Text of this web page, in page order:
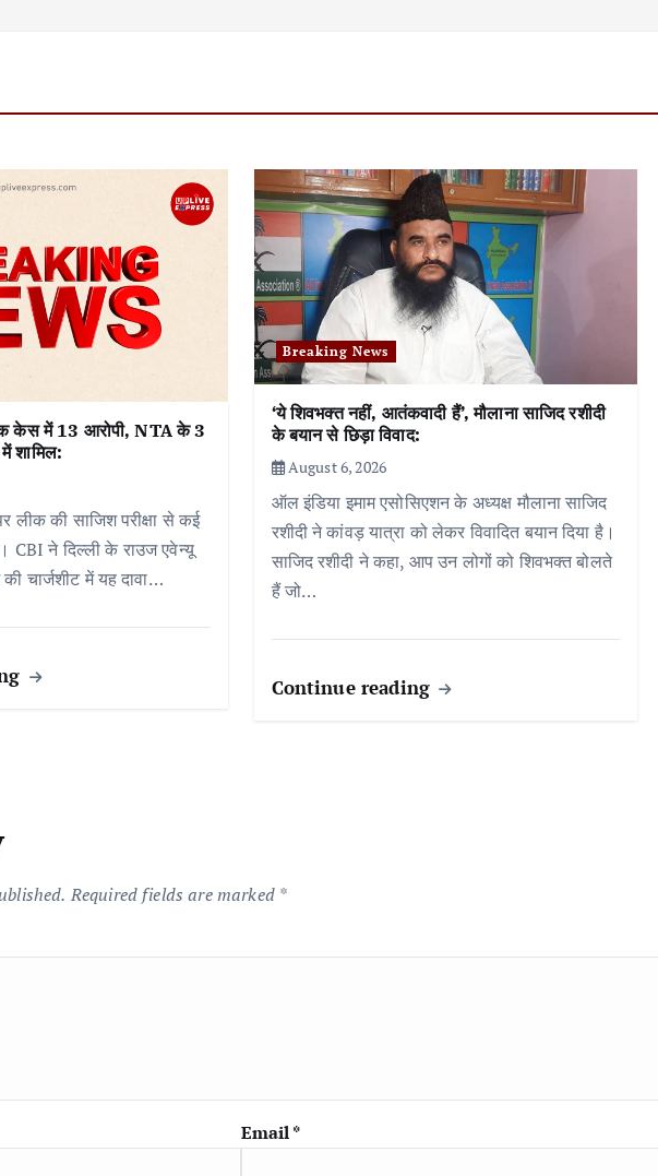
केस में 13 आरोपी, NTA के 3
शामिल:
लीक की साजिश परीक्षा से कई
CBI ने दिल्ली के राउज एवेन्यू
चार्जशीट में यह दावा…
Breaking News
‘ये शिवभक्त नहीं, आतंकवादी हैं’, मौलाना साजिद रशीदी
के बयान से छिड़ा विवाद:
August 6, 2026
ऑल इंडिया इमाम एसोसिएशन के अध्यक्ष मौलाना साजिद
रशीदी ने कांवड़ यात्रा को लेकर विवादित बयान दिया है।
साजिद रशीदी ने कहा, आप उन लोगों को शिवभक्त बोलते
हैं जो…
Continue reading
Required fields are marked *
Email*